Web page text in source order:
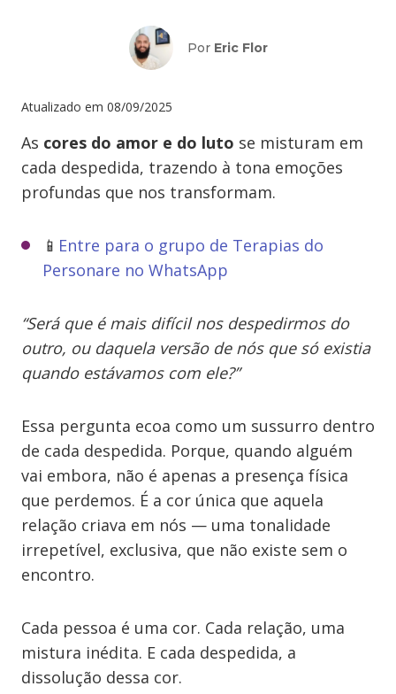
Por Eric Flor
Atualizado em 08/09/2025
As cores do amor e do luto se misturam em
cada despedida, trazendo à tona emoções
profundas que nos transformam.
📱 Entre para o grupo de Terapias do
Personare no WhatsApp
“Será que é mais difícil nos despedirmos do
outro, ou daquela versão de nós que só existia
quando estávamos com ele?”
Essa pergunta ecoa como um sussurro dentro
de cada despedida. Porque, quando alguém
vai embora, não é apenas a presença física
que perdemos. É a cor única que aquela
relação criava em nós — uma tonalidade
irrepetível, exclusiva, que não existe sem o
encontro.
Cada pessoa é uma cor. Cada relação, uma
mistura inédita. E cada despedida, a
dissolução dessa cor.